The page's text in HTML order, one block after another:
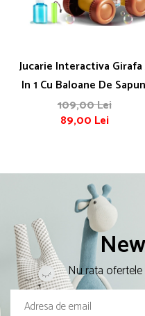
Jucarie Interactiva Girafa
In 1 Cu Baloane De
Lumini Si Maner De Impins
109,00 Lei
89,00 Lei
Nu rata